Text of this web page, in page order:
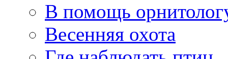
В помощь
Весенняя охота